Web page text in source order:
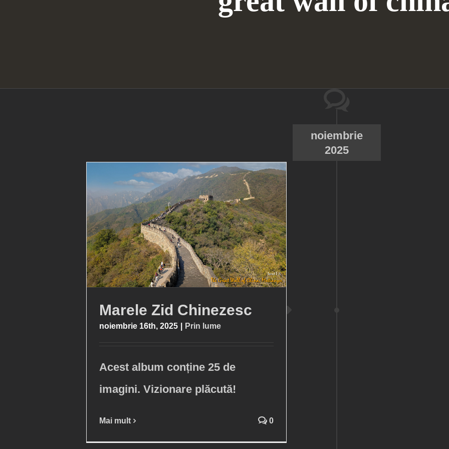
noiembrie
2025
Marele Zid Chinezesc
noiembrie 16th, 2025 Prin lume
Acest album conține 25 de
imagini. Vizionare plăcută!
Mai mult 0